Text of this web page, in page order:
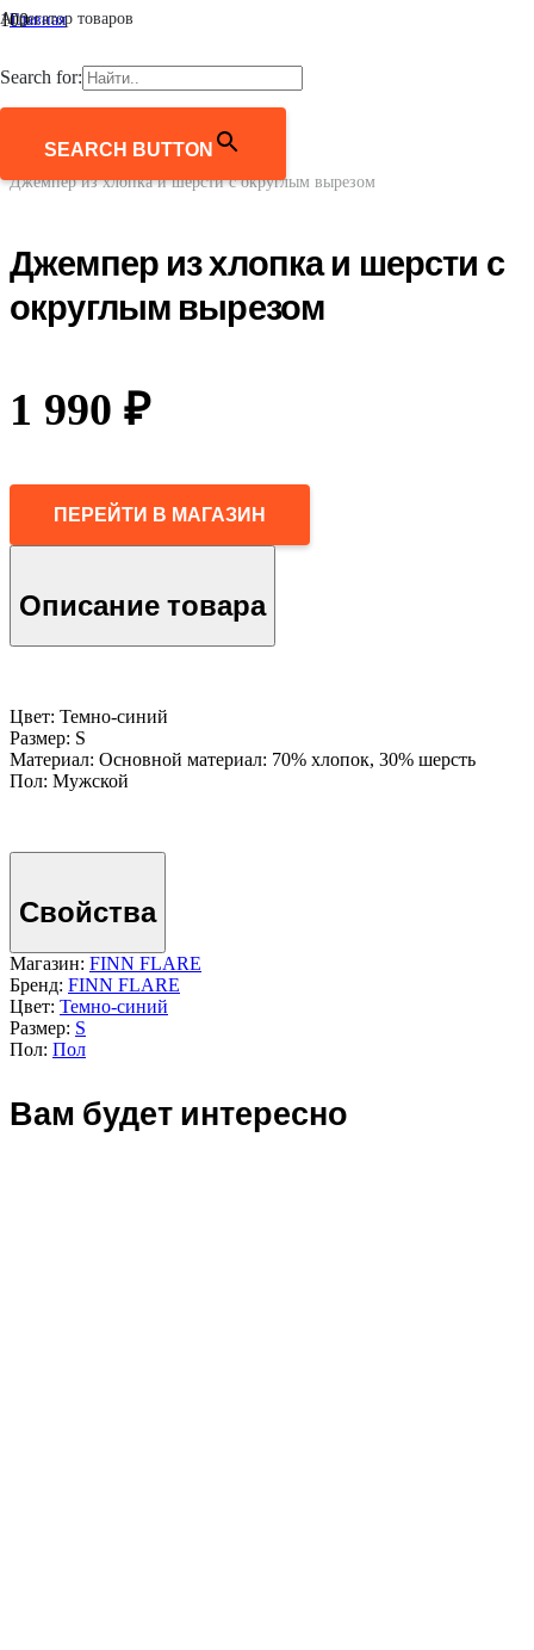
Агрегатор товаров
Search for:
SEARCH BUTTON
Главная
/
Джемперы, свитеры, кардиганы
Джемпер из хлопка и шерсти с округлым вырезом
Джемпер из хлопка и шерсти с
округлым вырезом
1 990 ₽
ПЕРЕЙТИ В МАГАЗИН
Описание товара
Цвет: Темно-cиний
Размер: S
Материал: Основной материал: 70% хлопок, 30% шерсть
Пол: Мужской
Свойства
Магазин: FINN FLARE
Бренд: FINN FLARE
Цвет: Темно-cиний
Размер: S
Пол: Пол
Вам будет интересно